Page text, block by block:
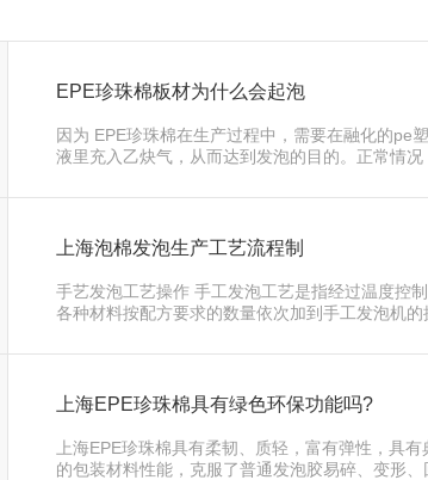
EPE珍珠棉板材为什么会起泡
因为 EPE珍珠棉在生产过程中，需要在融化的pe
液里充入乙炔气，从而达到发泡的目的。正常情况
上海泡棉发泡生产工艺流程制
手艺发泡工艺操作 手工发泡工艺是指经过温度控
各种材料按配方要求的数量依次加到手工发泡机的
上海EPE珍珠棉具有绿色环保功能吗?
上海EPE珍珠棉具有柔韧、质轻，富有弹性，具有
的包装材料性能，克服了普通发泡胶易碎、变形、